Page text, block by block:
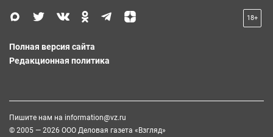
18+
Полная версия сайта
Редакционная политика
Пишите нам на information@vz.ru
© 2005 — 2026 ООО Деловая газета «Взгляд»